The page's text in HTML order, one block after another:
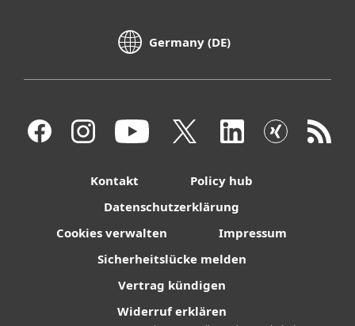
Germany (DE)
Kontakt
Policy hub
Datenschutzerklärung
Cookies verwalten
Impressum
Sicherheitslücke melden
Vertrag kündigen
Widerruf erklären